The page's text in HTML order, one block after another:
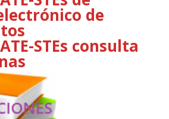
de
STEs consulta